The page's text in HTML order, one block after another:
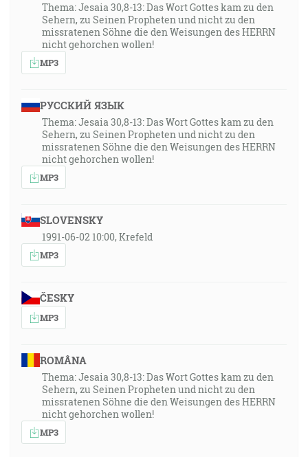
Thema: Jesaia 30,8-13: Das Wort Gottes kam zu den
Sehern, zu Seinen Propheten und nicht zu den
missratenen Söhne die den Weisungen des HERRN
nicht gehorchen wollen!
MP3
РУССКИЙ ЯЗЫК
Thema: Jesaia 30,8-13: Das Wort Gottes kam zu den
Sehern, zu Seinen Propheten und nicht zu den
missratenen Söhne die den Weisungen des HERRN
nicht gehorchen wollen!
MP3
SLOVENSKY
1991-06-02 10:00, Krefeld
MP3
ČESKY
MP3
ROMÂNA
Thema: Jesaia 30,8-13: Das Wort Gottes kam zu den
Sehern, zu Seinen Propheten und nicht zu den
missratenen Söhne die den Weisungen des HERRN
nicht gehorchen wollen!
MP3